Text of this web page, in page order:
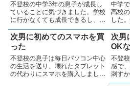
不登校の中学3年の息子が成長し
ていることに気づきました。学校
に行かなくても成長できるし、小
さな喜びを大切にし家族と仲良く
生活していきたいです。
中学
高校
した
長し
感謝
ます
いて
次男に初めてのスマホを買
った
不登校の息子は毎日パソコン中心
の生活を送り、壊れたタブレット
の代わりにスマホを購入しまし
次男
OK
不登
感で
刺す
基準